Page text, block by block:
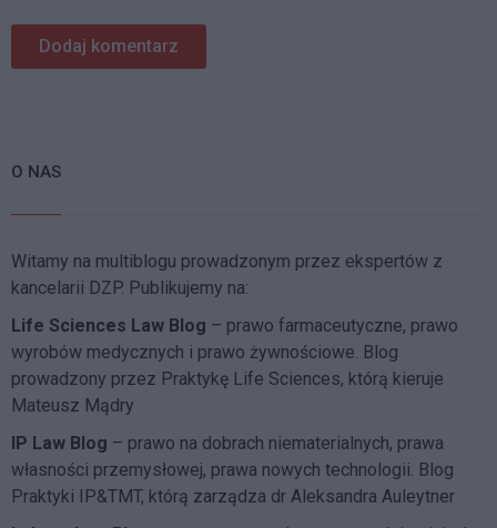
O NAS
Witamy na multiblogu prowadzonym przez ekspertów z
kancelarii DZP. Publikujemy na:
Life Sciences Law Blog – prawo farmaceutyczne, prawo
wyrobów medycznych i prawo żywnościowe. Blog
prowadzony przez Praktykę Life Sciences, którą kieruje
Mateusz Mądry
IP Law Blog – prawo na dobrach niematerialnych, prawa
własności przemysłowej, prawa nowych technologii. Blog
Praktyki IP&TMT, którą zarządza dr Aleksandra Auleytner